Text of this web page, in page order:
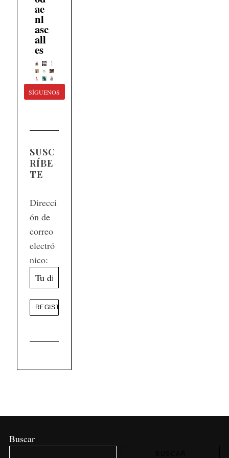
ae
nl
asc
all
es
SÍGUENOS
SUSC
RÍBE
TE
Direcci
ón de
correo
electró
nico:
Buscar